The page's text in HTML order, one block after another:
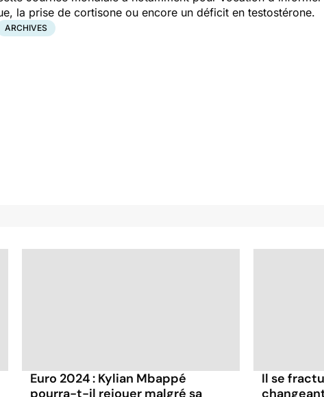
la prise de cortisone ou encore un déficit en testostérone.
ARCHIVES
Euro 2024 : Kylian Mbappé
pourra-t-il rejouer malgré sa
Il se